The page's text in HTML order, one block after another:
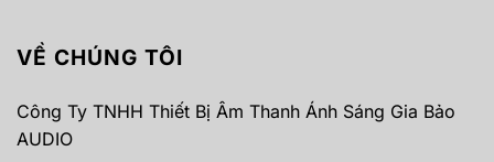
VỀ CHÚNG TÔI
Công Ty TNHH Thiết Bị Âm Thanh Ánh Sáng Gia Bảo
AUDIO